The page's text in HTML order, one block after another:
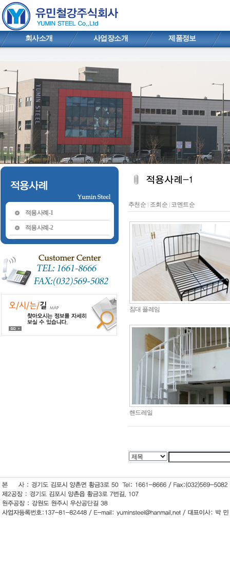
회사소개 사업장소개 제품정보
적용사례-1
적용사례-2
추천순 | 조회순 | 코멘트순
침대 플레임
핸드레일